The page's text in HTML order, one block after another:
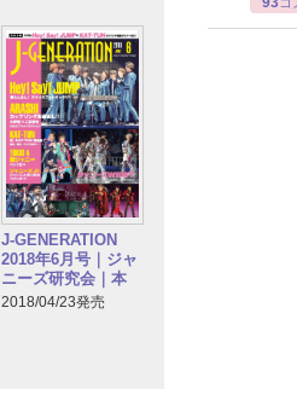
J-GENERATION
2018年6月号｜ジャ
ニーズ研究会｜本
2018/04/23発売